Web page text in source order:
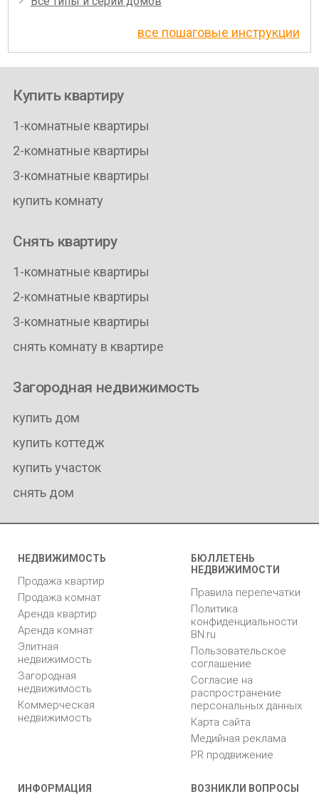
все пошаговые инструкции
Купить квартиру
1-комнатные квартиры
2-комнатные квартиры
3-комнатные квартиры
купить комнату
Снять квартиру
1-комнатные квартиры
2-комнатные квартиры
3-комнатные квартиры
снять комнату в квартире
Загородная недвижимость
купить дом
купить коттедж
купить участок
снять дом
НЕДВИЖИМОСТЬ
Продажа квартир
Продажа комнат
Аренда квартир
Аренда комнат
Элитная
недвижимость
Загородная
недвижимость
Коммерческая
недвижимость
БЮЛЛЕТЕНЬ
НЕДВИЖИМОСТИ
Правила перепечатки
Политика
конфиденциальности
BN.ru
Пользовательское
соглашение
Согласие на
распространение
персональных данных
Карта сайта
Медийная реклама
PR продвижение
ИНФОРМАЦИЯ ВОЗНИКЛИ ВОПРОСЫ